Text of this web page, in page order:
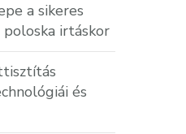
a sikeres
poloska irtáskor
és